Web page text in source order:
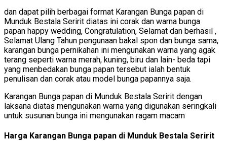
dan dapat pilih berbagai format Karangan Bunga papan di
Munduk Bestala Seririt diatas ini corak dan warna bunga
papan happy wedding, Congratulation, Selamat dan berhasil ,
Selamat Ulang Tahun pengunaan bakal spon dan bunga sama,
karangan bunga pernikahan ini mengunakan warna yang agak
terang seperti warna merah, kuning, biru dan lain- beda tapi
yang menbedakan bunga papan tersebut ialah bentuk
penulisan dan corak atau model bunga papannya saja.
Karangan Bunga papan di Munduk Bestala Seririt dengan
laksana diatas mengunakan warna yang digunakan seringkali
untuk susunan bunga ini mengunakan ragam macam
Harga Karangan Bunga papan di Munduk Bestala Seririt